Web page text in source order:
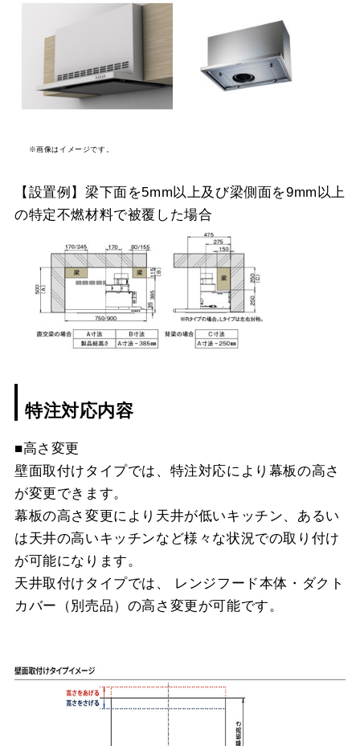
※画像はイメージです。
【設置例】梁下面を5mm以上及び梁側面を9mm以上
の特定不燃材料で被覆した場合
特注対応内容
■高さ変更
壁面取付けタイプでは、特注対応により幕板の高さ
が変更できます。
幕板の高さ変更により天井が低いキッチン、あるい
は天井の高いキッチンなど様々な状況での取り付け
が可能になります。
天井取付けタイプでは、 レンジフード本体・ダクト
カバー（別売品）の高さ変更が可能です。